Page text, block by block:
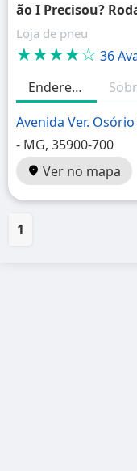
ão I Precisou?
Loja de pneu
★★★★☆ 36
Endereço
Avenida Ver.
- MG, 35900-700
Ver no mapa
1